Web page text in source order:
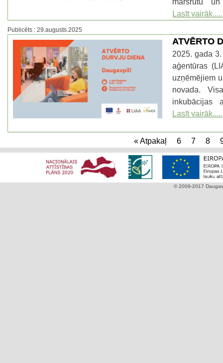
maršrutu
Lasīt vairāk.....
Publicēts : 29.augusts.2025
ATVĒRTO
2025. gada
aģentūras
uzņēmējiem
novada.
inkubācijas
Lasīt vairāk.....
« Atpakaļ 6 7 8
© 2009-2017